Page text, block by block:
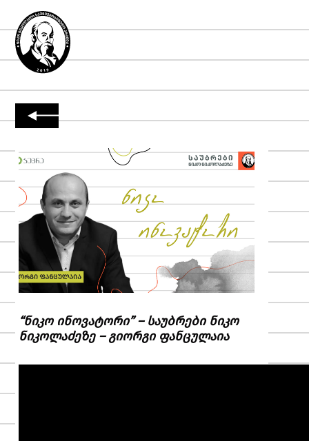
“ნიკო ინოვატორი” – საუბრები ნიკო
ნიკოლაძეზე – გიორგი ფანცულაია